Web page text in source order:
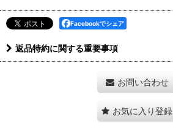
Facebookでシェア
返品特約に関する重要事項
お問い合わせ
お気に入り登録